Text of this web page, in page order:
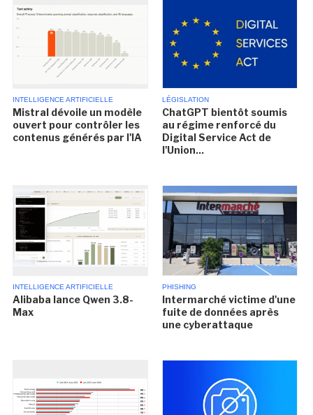
INTELLIGENCE ARTIFICIELLE
Mistral dévoile un modèle
ouvert pour contrôler les
contenus générés par l'IA
LÉGISLATION
ChatGPT bientôt soumis
au régime renforcé du
Digital Service Act de
l'Union...
INTELLIGENCE ARTIFICIELLE
Alibaba lance Qwen 3.8-
Max
PHISHING
Intermarché victime d'une
fuite de données après
une cyberattaque